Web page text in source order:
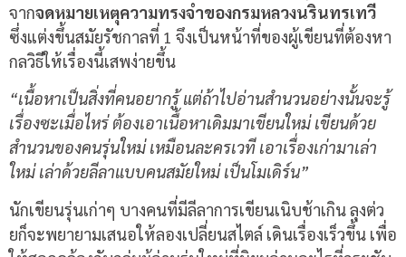
จากจดหมายเหตุความทรงจำของกรมหลวงนรินทรเทวี
ซึ่งแต่งขึ้นสมัยรัชกาลที่ 1 จึงเป็นหน้าที่ของผู้เขียนที่ต้องหา
กลวิธีให้เรื่องนี้เสพง่ายขึ้น
“เนื้อหาเป็นสิ่งที่คนอยากรู้ แต่ถ้าไปอ่านสำนวนอย่างนั้นจะรู้
เรื่องซะเมื่อไหร่ ต้องเอาเนื้อหาเดิมมาเขียนใหม่ เขียนด้วย
สำนวนของคนรุ่นใหม่ เหมือนละครเวที เอาเรื่องเก่ามาเล่า
ใหม่ เล่าด้วยลีลาแบบคนสมัยใหม่ เป็นโมเดิร์น”
นักเขียนรุ่นเก่าๆ บางคนที่มีลีลาการเขียนเนิบช้าเกิน ลุงต่ว
ยก็จะพยายามเสนอให้ลองเปลี่ยนสไตล์ เดินเรื่องเร็วขึ้น เพื่อ